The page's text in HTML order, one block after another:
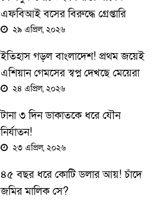
এফবিআই বসের বিরুদ্ধে গ্রেপ্তারি
পরোয়ানা
২৯ এপ্রিল, ২০২৬
ইতিহাস গড়ল বাংলাদেশ! প্রথম জয়েই
এশিয়ান গেমসের স্বপ্ন দেখছে মেয়েরা
২৪ এপ্রিল, ২০২৬
টানা ৩ দিন ডাকাতকে ধরে যৌন
নির্যাতন!
২৩ এপ্রিল, ২০২৬
৪৫ বছর ধরে কোটি ডলার আয়! চাঁদে
জমির মালিক সে?